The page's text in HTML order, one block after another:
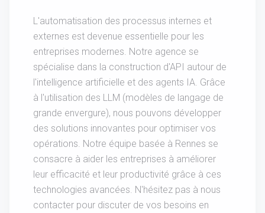
L'automatisation des processus internes et
externes est devenue essentielle pour les
entreprises modernes. Notre agence se
spécialise dans la construction d'API autour de
l'intelligence artificielle et des agents IA. Grâce
à l'utilisation des LLM (modèles de langage de
grande envergure), nous pouvons développer
des solutions innovantes pour optimiser vos
opérations. Notre équipe basée à Rennes se
consacre à aider les entreprises à améliorer
leur efficacité et leur productivité grâce à ces
technologies avancées. N'hésitez pas à nous
contacter pour discuter de vos besoins en